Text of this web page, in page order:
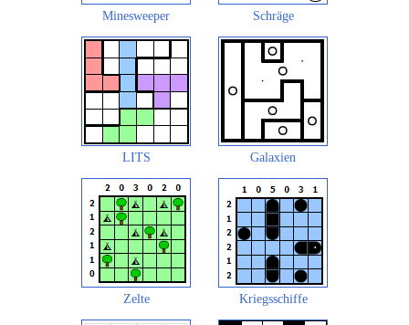
Minesweeper Schräge
LITS Galaxien
Zelte Kriegsschiffe